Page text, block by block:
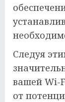
Следуя
вашей Wi-
от